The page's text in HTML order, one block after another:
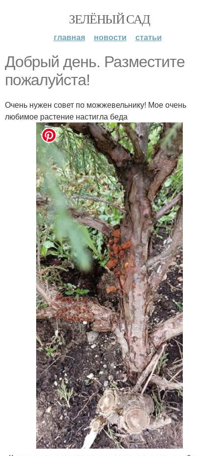
ЗЕЛЁНЫЙ САД
главная новости статьи
Добрый день. Разместите
пожалуйста!
Очень нужен совет по можжевельнику! Мое очень
любимое растение настигла беда